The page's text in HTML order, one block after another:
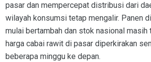
pasar dan mempercepat distribusi dari
wilayah konsumsi tetap mengalir. Panen
mulai bertambah dan stok nasional
harga cabai rawit di pasar diperkirakan
beberapa minggu ke depan.